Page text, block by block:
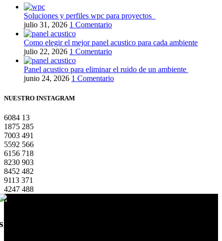
Soluciones y perfiles wpc para proyectos
julio 31, 2026 1 Comentario
Como elegir el mejor panel acustico para cada ambiente
julio 22, 2026 1 Comentario
Panel acustico para eliminar el ruido de un ambiente
junio 24, 2026 1 Comentario
NUESTRO INSTAGRAM
6084 13
1875 285
7003 491
5592 566
6156 718
8230 903
8452 482
9113 371
4247 488